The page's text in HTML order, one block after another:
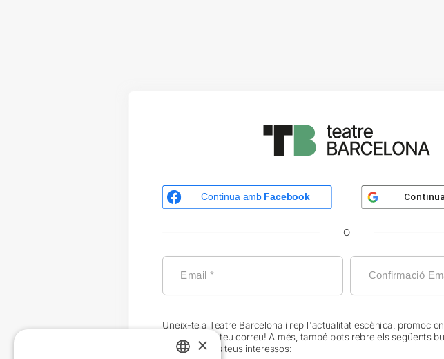
Continua amb Facebook
O
Uneix-te a Teatre Barcelona i rep l'actualitat escènica,
exclusives al teu correu! A més, també pots rebre els següents
en funció dels teus interessos:
×